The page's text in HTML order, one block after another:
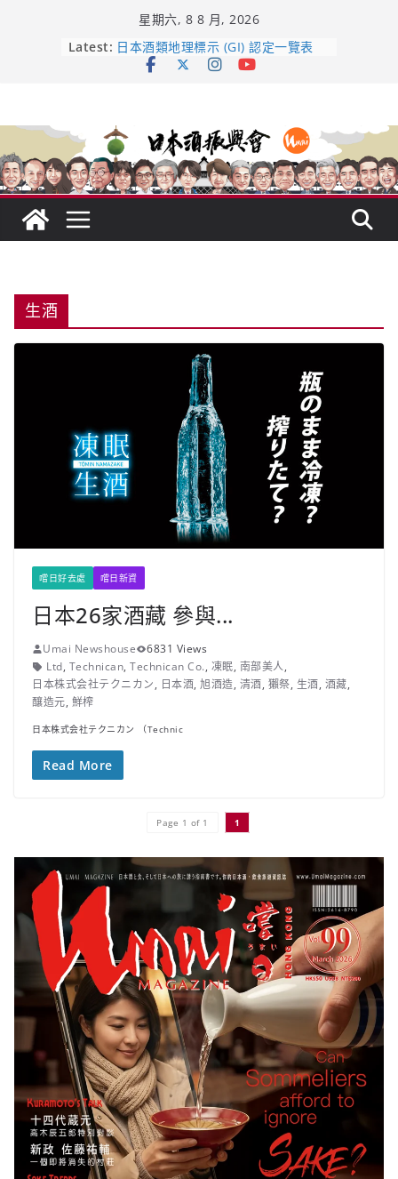
星期六, 8 8 月, 2026
Latest: 龜之井酒造：口說上手 – 山形純米大
吟釀的堅持與傳承 ～ くどき上手
響 𝟭𝟮 年 復活了!
【酒業商戰】130年老酒藏殺入股票
市場！梅乃宿上市背後的密碼
生酒
嚐日好去處 嚐日新資
日本26家酒藏 參與...
Umai Newshouse
6831 Views
Ltd, Technican, Technican Co., 凍眠, 南部美人,
日本株式会社テクニカン, 日本酒, 旭酒造, 清酒, 獺祭, 生酒, 酒藏,
釀造元, 鮮榨
日本株式会社テクニカン （Technic
Read More
Page 1 of 1 1